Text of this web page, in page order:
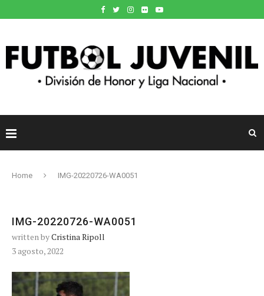
Home IMG-20220726-WA0051
IMG-20220726-WA0051
written byCristina Ripoll
3 agosto, 2022